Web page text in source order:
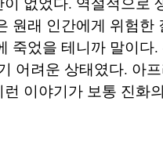
원래 인간에게 위험한
죽었을 테니까 말이다
어려운 상태였다. 아
이야기가 보통 진화